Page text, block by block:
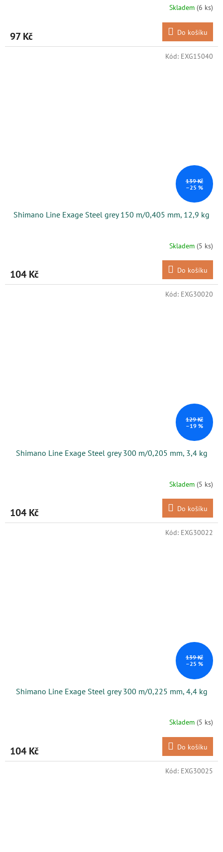
Skladem (6 ks)
97 Kč Do košíku
139 Kč
–25 %
Shimano Line Exage Steel grey 150 m/0,405 mm, 12,9 kg
Skladem (5 ks)
104 Kč Do košíku
Kód: EXG15040
129 Kč
–19 %
Shimano Line Exage Steel grey 300 m/0,205 mm, 3,4 kg
Skladem (5 ks)
104 Kč Do košíku
Kód: EXG30020
139 Kč
–25 %
Shimano Line Exage Steel grey 300 m/0,225 mm, 4,4 kg
Skladem (5 ks)
104 Kč Do košíku
Kód: EXG30022
Kód: EXG30025